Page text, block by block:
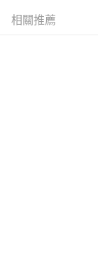
相關推薦